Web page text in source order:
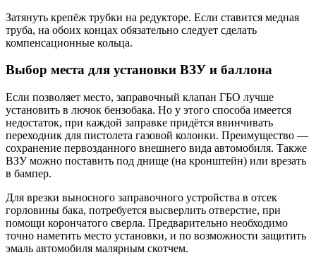
Затянуть крепёж трубки на редукторе. Если ставится медная
труба, на обоих концах обязательно следует сделать
компенсационные кольца.
Выбор места для установки ВЗУ и баллона
Если позволяет место, заправочный клапан ГБО лучше
установить в лючок бензобака. Но у этого способа имеется
недостаток, при каждой заправке придётся ввинчивать
переходник для пистолета газовой колонки. Преимущество —
сохранение первозданного внешнего вида автомобиля. Также
ВЗУ можно поставить под днище (на кронштейн) или врезать
в бампер.
Для врезки выносного заправочного устройства в отсек
горловины бака, потребуется высверлить отверстие, при
помощи корончатого сверла. Предварительно необходимо
точно наметить место установки, и по возможности защитить
эмаль автомобиля малярным скотчем.